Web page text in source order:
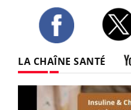
LA CHAÎNE SANTÉ